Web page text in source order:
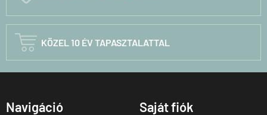
 KÖZEL 10 ÉV TAPASZTALATTAL
Navigáció Saját fiók